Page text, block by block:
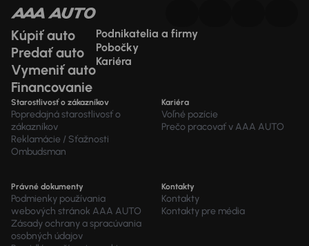
Kúpiť auto
Predať auto
Vymeniť auto
Financovanie
Podnikatelia a firmy
Pobočky
Kariéra
Starostlivosť o zákazníkov
Popredajná starostlivosť o
zákazníkov
Reklamácie / Sťažnosti
Ombudsman
Kariéra
Voľné pozície
Prečo pracovať v AAA AUTO
Právné dokumenty
Podmienky používania
webových stránok AAA AUTO
Zásady ochrany a spracúvania
osobných údajov
Kontakty
Kontakty
Kontakty pre média